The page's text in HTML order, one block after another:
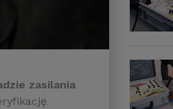
zasilania